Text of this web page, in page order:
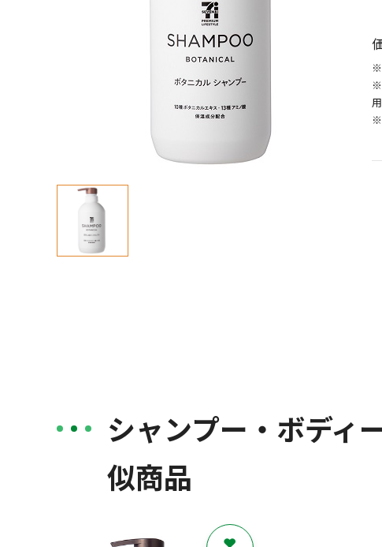
※
※
※
シャンプー・ボディ
似商品